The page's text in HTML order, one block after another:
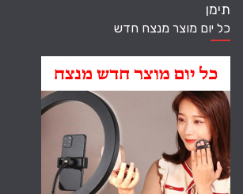
תימן
כל יום מוצר מנצח חדש